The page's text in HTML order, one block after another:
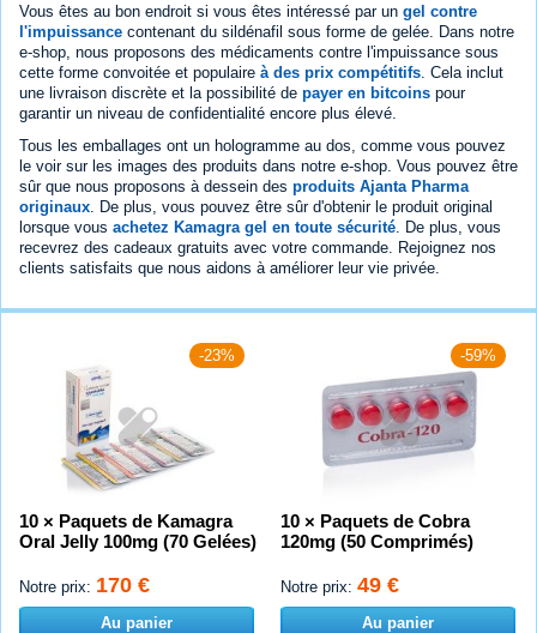
Vous êtes au bon endroit si vous êtes intéressé par un gel contre
l'impuissance contenant du sildénafil sous forme de gelée. Dans notre
e-shop, nous proposons des médicaments contre l'impuissance sous
cette forme convoitée et populaire à des prix compétitifs . Cela inclut
une livraison discrète et la possibilité de payer en bitcoins pour
garantir un niveau de confidentialité encore plus élevé.
Tous les emballages ont un hologramme au dos, comme vous pouvez
le voir sur les images des produits dans notre e-shop. Vous pouvez être
sûr que nous proposons à dessein des produits Ajanta Pharma
originaux . De plus, vous pouvez être sûr d'obtenir le produit original
lorsque vous achetez Kamagra gel en toute sécurité . De plus, vous
recevrez des cadeaux gratuits avec votre commande. Rejoignez nos
clients satisfaits que nous aidons à améliorer leur vie privée.
-23%
10 × Paquets de Kamagra
Oral Jelly 100mg (70 Gelées)
Notre prix: 170 €
Au panier
-59%
10 × Paquets de Cobra
120mg (50 Comprimés)
Notre prix: 49 €
Au panier